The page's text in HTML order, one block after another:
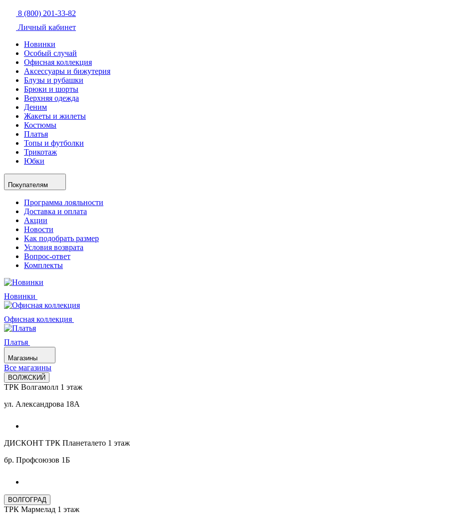
8 (800) 201-33-82
Личный кабинет
Новинки
Особый случай
Офисная коллекция
Аксессуары и бижутерия
Блузы и рубашки
Брюки и шорты
Верхняя одежда
Деним
Жакеты и жилеты
Костюмы
Платья
Топы и футболки
Трикотаж
Юбки
Покупателям
Программа лояльности
Доставка и оплата
Акции
Новости
Как подобрать размер
Условия возврата
Вопрос-ответ
Комплекты
Новинки
Офисная коллекция
Платья
Магазины
Все магазины
ВОЛЖСКИЙ
ТРК Волгамолл 1 этаж
ул. Александрова 18А
ДИСКОНТ ТРК Планеталето 1 этаж
бр. Профсоюзов 1Б
ВОЛГОГРАД
ТРК Мармелад 1 этаж